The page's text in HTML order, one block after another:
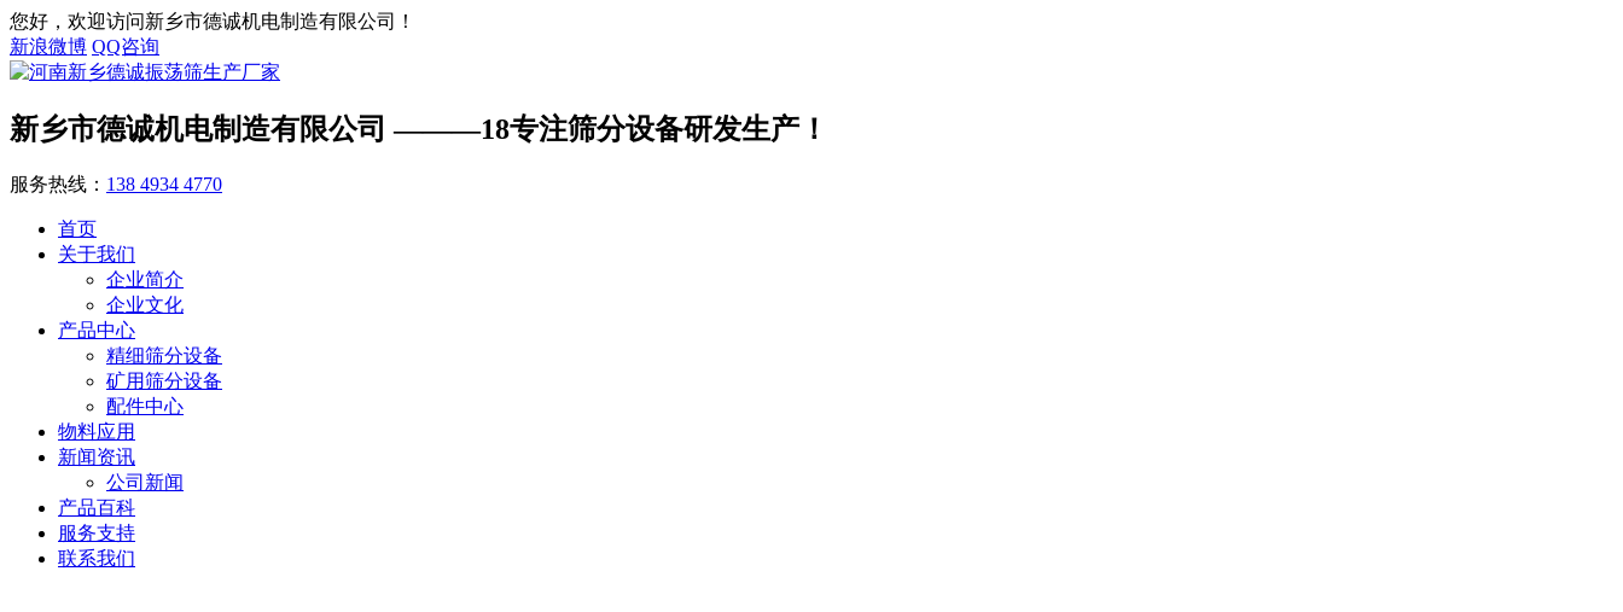
您好，欢迎访问新乡市德诚机电制造有限公司！
新浪微博 QQ咨询
新乡市德诚机电制造有限公司 ———18专注筛分设备研发生产！
服务热线： 138 4934 4770
首页
关于我们
企业简介
企业文化
产品中心
精细筛分设备
矿用筛分设备
配件中心
物料应用
新闻资讯
公司新闻
产品百科
服务支持
联系我们